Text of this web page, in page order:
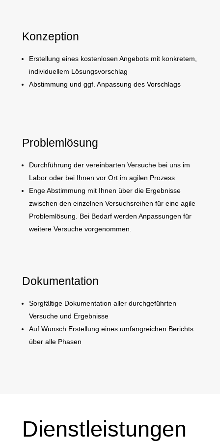
Konzeption
Erstellung eines kostenlosen Angebots mit konkretem,
individuellem Lösungsvorschlag
Abstimmung und ggf. Anpassung des Vorschlags
Problemlösung
Durchführung der vereinbarten Versuche bei uns im
Labor oder bei Ihnen vor Ort im agilen Prozess
Enge Abstimmung mit Ihnen über die Ergebnisse
zwischen den einzelnen Versuchsreihen für eine agile
Problemlösung. Bei Bedarf werden Anpassungen für
weitere Versuche vorgenommen.
Dokumentation
Sorgfältige Dokumentation aller durchgeführten
Versuche und Ergebnisse
Auf Wunsch Erstellung eines umfangreichen Berichts
über alle Phasen
Dienstleistungen